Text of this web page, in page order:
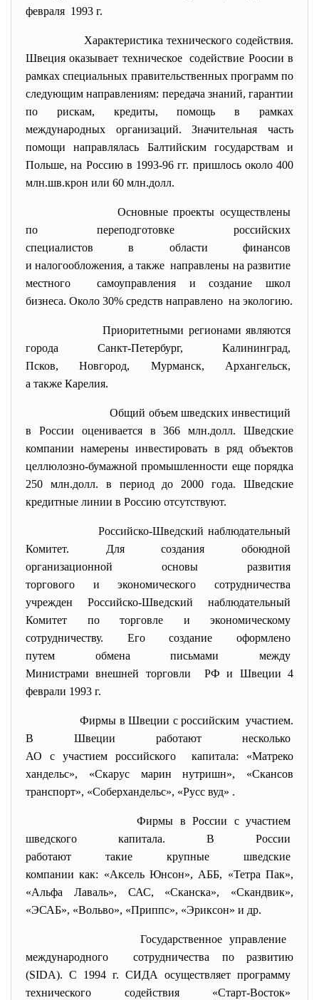
февраля 1993 г.
Характеристика техническогосодействия.
Швеция оказывает техническое содействие Роосии в
рамках специальных правительственных программ по
следующим направлениям: передача знаний, гарантии
по рискам, кредиты, помощь в рамках
международных организаций. Значительная часть
помощи направлялась Балтийским государствам и
Польше, на Россию в 1993-96 гг. пришлось около 400
млн.шв.крон или 60 млн.долл.
Основные проекты осуществлены
по переподготовке российских
специалистов в области финансов
и налогообложения, а также направлены на развитие
местного самоуправления и создание школ
бизнеса. Около 30% средств направлено на экологию.
Приоритетными регионамиявляются
города Санкт-Петербург, Калининград,
Псков, Новгород, Мурманск, Архангельск,
а также Карелия.
Общий объем шведских инвестиций
в России оценивается в 366 млн.долл. Шведские
компании намерены инвестировать в ряд объектов
целлюлозно-бумажной промышленности еще порядка
250 млн.долл. в период до 2000 года. Шведские
кредитные линии в Россию отсутствуют.
Российско-Шведскийнаблюдательный
Комитет. Для создания обоюдной
организационной основы развития
торгового и экономического сотрудничества
учрежден Российско-Шведский наблюдательный
Комитет по торговле и экономическому
сотрудничеству. Его создание оформлено
путем обмена письмами между
Министрами внешней торговли РФ и Швеции 4
феврали 1993 г.
Фирмы в Швеции с российским участием.
В Швеции работают несколько
АО с участием российского капитала: «Матреко
хандельс», «Скарус марин нутришн», «Скансов
транспорт», «Соберхандельс», «Русс вуд» .
Фирмы в России с участием
шведского капитала. В России
работают такие крупные шведские
компании как: «Аксель Юнсон», АББ, «Тетра Пак»,
«Альфа Лаваль», САС, «Сканска», «Скандвик»,
«ЭСАБ», «Вольво», «Приппс», «Эриксон» и др.
Государственное управление
международного сотрудничества по развитию
(SIDA). С 1994 г. СИДА осуществляет программу
технического содействия «Старт-Восток»